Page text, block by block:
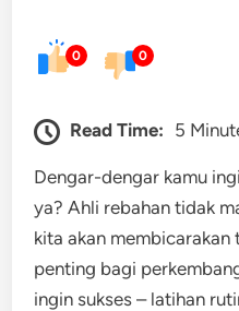
0 0
Read Time: 5
Dengar-dengar kamu
ya? Ahli rebahan tidak
kita akan membicarakan
penting bagi
ingin sukses – latihan